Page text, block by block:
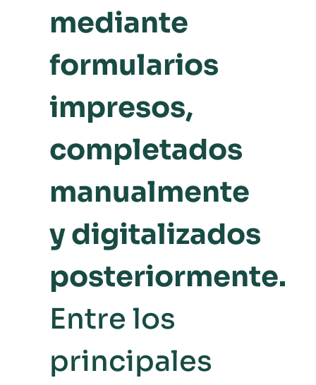
mediante
formularios
impresos,
completados
manualmente
y digitalizados
posteriormente.
Entre los
principales